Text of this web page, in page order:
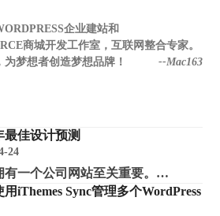
企业建站和
商城开发工作室，互联网整合专家。
梦想者创造梦想品牌！
--Mac163
最佳设计预测
24
有一个公司网站至关重要。…
用iThemes Sync管理多个WordPress